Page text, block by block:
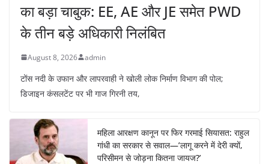
का बड़ा चाबुक: EE, AE और JE समेत PWD
के तीन बड़े अधिकारी निलंबित
August 8, 2026 admin
टोंस नदी के उफान और लापरवाही ने खोली लोक निर्माण विभाग की पोल;
डिजाइन कंसलटेंट पर भी गाज गिरनी तय,
महिला आरक्षण कानून पर फिर गरमाई सियासत: राहुल
गांधी का सरकार से सवाल—’लागू करने में देरी क्यों,
परिसीमन से जोड़ना कितना जायज?’